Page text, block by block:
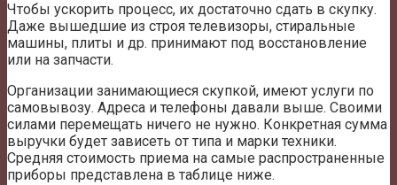
Чтобы ускорить процесс, их достаточно сдать в скупку.
Даже вышедшие из строя телевизоры, стиральные
машины, плиты и др. принимают под восстановление
или на запчасти.
Организации занимающиеся скупкой, имеют услуги по
самовывозу. Адреса и телефоны давали выше. Своими
силами перемещать ничего не нужно. Конкретная сумма
выручки будет зависеть от типа и марки техники.
Средняя стоимость приема на самые распространенные
приборы представлена в таблице ниже.